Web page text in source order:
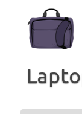
springen